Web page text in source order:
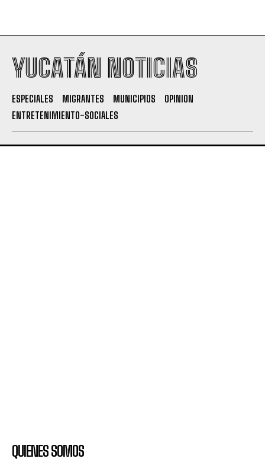
YUCATÁN NOTICIAS
ESPECIALES MIGRANTES MUNICIPIOS
OPINION
ENTRETENIMIENTO-SOCIALES
QUIENES SOMOS